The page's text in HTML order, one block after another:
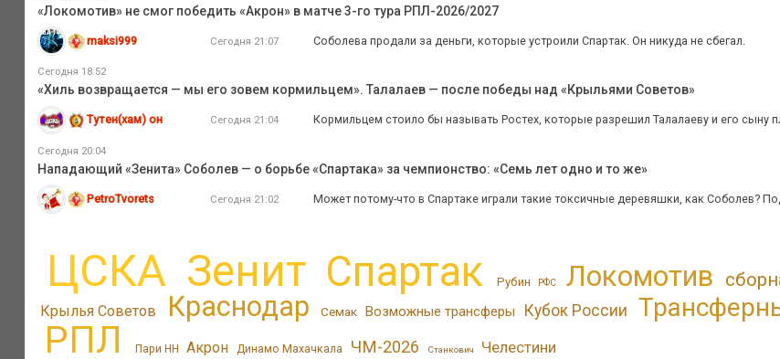
«Локомотив» не смог победить «Акрон» в матче 3-го тура РПЛ-2026/2027
maksi999 Сегодня 21:07 Соболева продали за деньги, которые устроили Спартак. Он никуда не сбегал.
Сегодня 18:52
«Хиль возвращается — мы его зовем кормильцем». Талалаев — после победы над «Крыльями Советов»
Тутен(хам) он Сегодня 21:04 Кормильцем стоило бы называть Ростех, которые разрешил Талалаеву и его сыну
Сегодня 20:04
Нападающий «Зенита» Соболев — о борьбе «Спартака» за чемпионство: «Семь лет одно и то же»
PetroTvorets Сегодня 21:02 Может потому-что в Спартаке играли такие токсичные деревяшки, как Соболев?
ЦСКА Зенит Спартак Рубин РФС Локомотив
Крылья Советов Краснодар Семак Возможные трансферы Кубок России
РПЛ Пари НН Акрон Динамо Махачкала ЧМ-2026 Станкович Челестини